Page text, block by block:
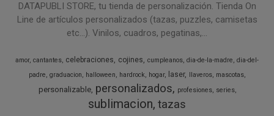
DATAPUBLI STORE, tu tienda de personalización. Tienda On
Line de artículos personalizados (tazas, puzzles, camisetas
etc...). Vinilos, cuadros, pegatinas,...
amor cantantes celebraciones cojines cumpleanos dia-de-la-madre dia-del-
padre graduacion halloween hardrock hogar laser llaveros mascotas
personalizable personalizados profesiones series
sublimacion tazas